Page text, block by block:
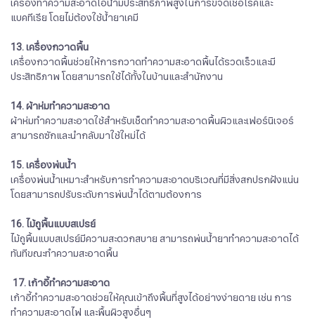
เครื่องทำความสะอาดไอน้ำมีประสิทธิภาพสูงในการขจัดเชื้อโรคและ
แบคทีเรีย โดยไม่ต้องใช้น้ำยาเคมี
13. เครื่องกวาดพื้น
เครื่องกวาดพื้นช่วยให้การกวาดทำความสะอาดพื้นได้รวดเร็วและมี
ประสิทธิภาพ โดยสามารถใช้ได้ทั้งในบ้านและสำนักงาน
14. ผ้าห่มทำความสะอาด
ผ้าห่มทำความสะอาดใช้สำหรับเช็ดทำความสะอาดพื้นผิวและเฟอร์นิเจอร์
สามารถซักและนำกลับมาใช้ใหม่ได้
15. เครื่องพ่นน้ำ
เครื่องพ่นน้ำเหมาะสำหรับการทำความสะอาดบริเวณที่มีสิ่งสกปรกฝังแน่น
โดยสามารถปรับระดับการพ่นน้ำได้ตามต้องการ
16. ไม้ถูพื้นแบบสเปรย์
ไม้ถูพื้นแบบสเปรย์มีความสะดวกสบาย สามารถพ่นน้ำยาทำความสะอาดได้
ทันทีขณะทำความสะอาดพื้น
17. เก้าอี้ทำความสะอาด
เก้าอี้ทำความสะอาดช่วยให้คุณเข้าถึงพื้นที่สูงได้อย่างง่ายดาย เช่น การ
ทำความสะอาดไฟ และพื้นผิวสูงอื่นๆ